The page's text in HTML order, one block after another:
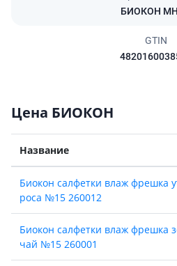
БИОКОН
GTIN
Цена БИОКОН
Название
Биокон салфетки влаж фрешка
роса №15 260012
Биокон салфетки влаж фрешка
чай №15 260001